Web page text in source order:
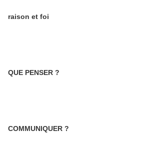
raison et foi
QUE PENSER ?
COMMUNIQUER ?